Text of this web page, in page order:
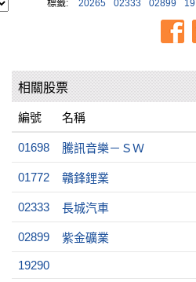
標籤: 20265 02333 02899
相關股票
編號 名稱
01698 騰訊音樂－ＳＷ
01772 贛鋒鋰業
02333 長城汽車
02899 紫金礦業
19290